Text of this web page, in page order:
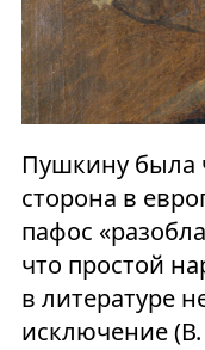
Пушкину была
сторона в
пафос
что простой
в литературе
исключение